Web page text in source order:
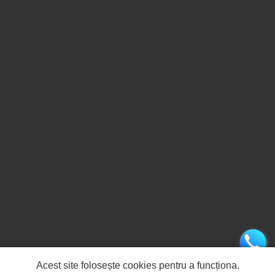
Acest site folosește cookies pentru a funcționa.